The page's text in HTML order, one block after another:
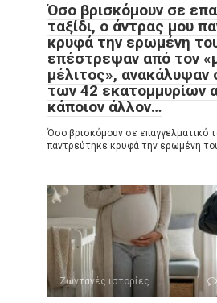
Όσο βρισκόμουν σε
ταξίδι, ο άντρας μου
κρυφά την ερωμένη
επέστρεψαν από τον
μέλιτος», ανακάλυψαν
των 42 εκατομμυρίων
κάποιον άλλον…
Όσο βρισκόμουν σε επαγγελματικό
παντρεύτηκε κρυφά την ερωμένη
Ζωντανές ιστορίες